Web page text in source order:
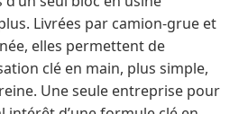
Livrées par camion-grue et
elles permettent de
clé en main, plus simple,
Une seule entreprise pour